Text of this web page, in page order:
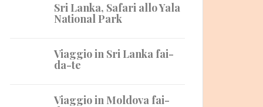
Sri Lanka, Safari allo Yala
National Park
Viaggio in Sri Lanka fai-
da-te
Viaggio in Moldova fai-